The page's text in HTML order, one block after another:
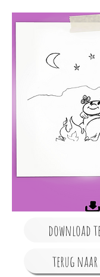
download
terug